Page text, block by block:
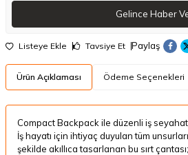
Gelince Haber
Listeye Ekle Tavsiye Et Paylaş
Ürün Açıklaması Ödeme Seçenekleri
Compact Backpack ile düzenli iş
İş hayatı için ihtiyaç duyulan tüm
şekilde akıllıca tasarlanan bu sırt